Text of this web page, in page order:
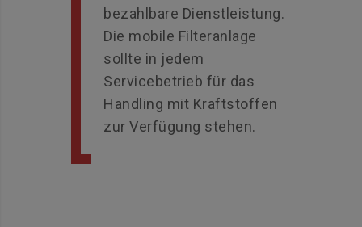
bezahlbare Dienstleistung.
Die mobile Filteranlage
sollte in jedem
Servicebetrieb für das
Handling mit Kraftstoffen
zur Verfügung stehen.